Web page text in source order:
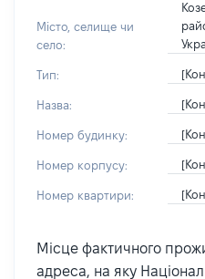
Місто, селище чи
село:
Тип:
Назва:
Номер будинку:
Номер корпусу:
Номер квартири:
Місце фактичного
адреса, на яку